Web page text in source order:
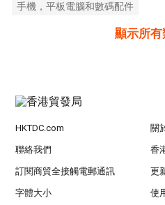
手機，平板電腦和數碼配件
顯示所有
HKTDC.com 關
聯絡我們 香
訂閱商貿全接觸電郵通訊 更
字體大小 使